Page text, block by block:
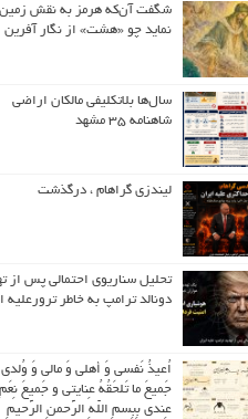
شگفت آن‌که هرمز به نقش زمین
نماید چو «هشت» از نگار آفرین
سال‌ها بلاتکلیفی مالکان اراضی
شاهنامه ۳۵ مشهد
لیندزی گراهام ، درگذشت
تحلیل سناریوی احتمالی پس از
دونالد ترامپ به خاطر ترورعلیه
اُعیذُ نَفسی وَ أهلی وَ مالی وَ
جَمیعَ ما تَلحَقُهُ عِنایتی و جَمیعَ نِعَمِ
عِندی بِبِسمِ اللّهِ الرَّحمنِ الرَّحیمِ